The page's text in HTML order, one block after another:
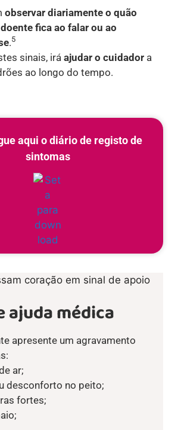
observar diariamente o quão
fica ao falar ou ao
.5
sinais, irá ajudar o cuidador a
ao longo do tempo.
aqui o diário de registo de
sintomas
ajuda médica
apresente um agravamento
ar;
desconforto no peito;
fortes;